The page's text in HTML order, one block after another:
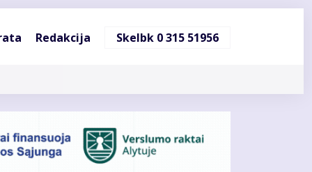
Redakcija Skelbk 0 315 51956